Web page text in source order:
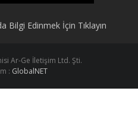
Bilgi Edinmek İçin Tıklayın
Ar-Ge İletişim Ltd. Şti.
: GlobalNET